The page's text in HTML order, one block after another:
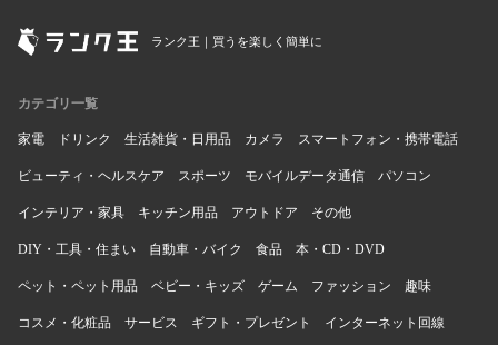
ランク王｜買うを楽しく簡単に
カテゴリ一覧
家電 ドリンク 生活雑貨・日用品 カメラ スマートフォン・携帯電話
ビューティ・ヘルスケア スポーツ モバイルデータ通信 パソコン
インテリア・家具 キッチン用品 アウトドア その他
DIY・工具・住まい 自動車・バイク 食品 本・CD・DVD
ペット・ペット用品 ベビー・キッズ ゲーム ファッション 趣味
コスメ・化粧品 サービス ギフト・プレゼント インターネット回線